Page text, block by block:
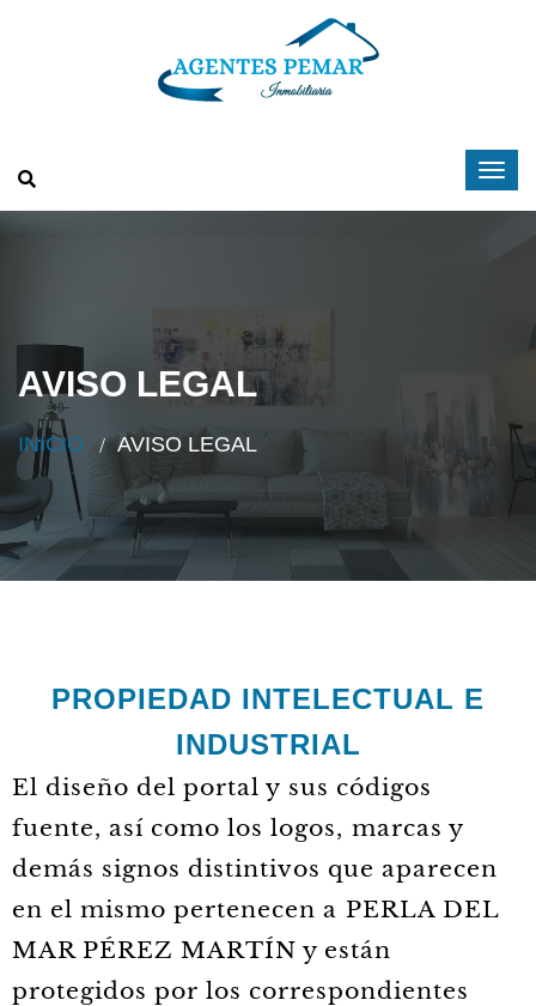
AVISO LEGAL
INICIO AVISO LEGAL
PROPIEDAD INTELECTUAL E
INDUSTRIAL
El diseño del portal y sus códigos
fuente, así como los logos, marcas y
demás signos distintivos que aparecen
en el mismo pertenecen a PERLA DEL
MAR PÉREZ MARTÍN y están
protegidos por los correspondientes